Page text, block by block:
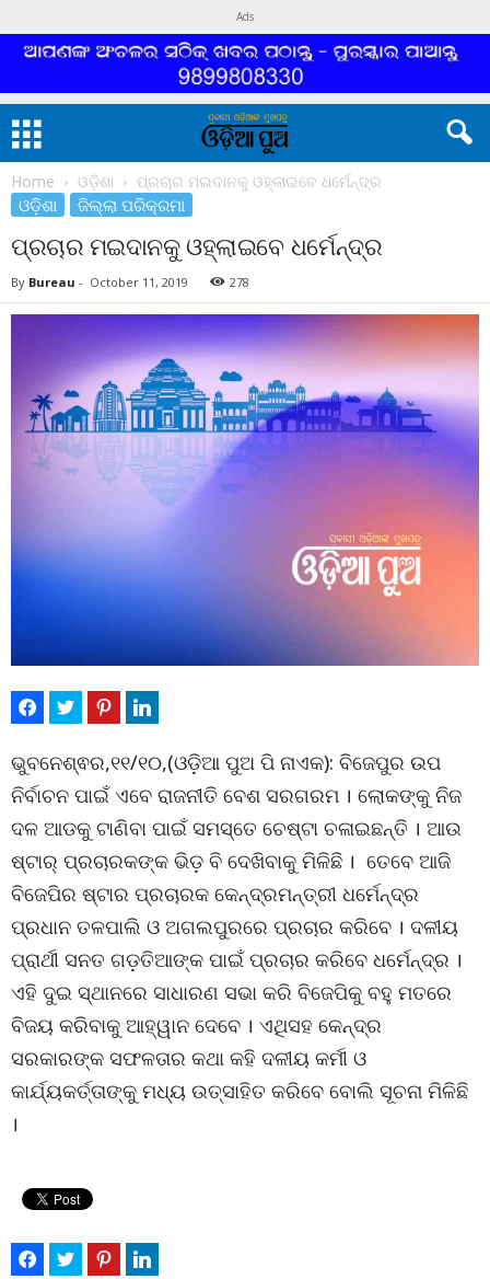
Ads
Home ଓଡ଼ିଶା ପ୍ରଚାର ମଇଦାନକୁ ଓହ୍ଲାଇବେ ଧର୍ମେନ୍ଦ୍ର
ଓଡ଼ିଶା ଜିଲ୍ଲା ପରିକ୍ରମା
ପ୍ରଚାର ମଇଦାନକୁ ଓହ୍ଲାଇବେ ଧର୍ମେନ୍ଦ୍ର
By Bureau - October 11, 2019 278
ଭୁବନେଶ୍ଵର,୧୧/୧୦,(ଓଡ଼ିଆ ପୁଅ ପି ନାଏକ): ବିଜେପୁର ଉପ
ନିର୍ବାଚନ ପାଇଁ ଏବେ ରାଜନୀତି ବେଶ ସରଗରମ । ଲୋକଙ୍କୁ ନିଜ
ଦଳ ଆଡକୁ ଟାଣିବା ପାଇଁ ସମସ୍ତେ ଚେଷ୍ଟା ଚଳାଇଛନ୍ତି । ଆଉ
ଷ୍ଟାର୍ ପ୍ରଚାରକଙ୍କ ଭିଡ଼ ବି ଦେଖିବାକୁ ମିଳିଛି । ତେବେ ଆଜି
ବିଜେପିର ଷ୍ଟାର ପ୍ରଚାରକ କେନ୍ଦ୍ରମନ୍ତ୍ରୀ ଧର୍ମେନ୍ଦ୍ର
ପ୍ରଧାନ ତଳପାଲି ଓ ଅଗଲପୁରରେ ପ୍ରଚାର କରିବେ । ଦଳୀୟ
ପ୍ରାର୍ଥୀ ସନତ ଗଡ଼ତିଆଙ୍କ ପାଇଁ ପ୍ରଚାର କରିବେ ଧର୍ମେନ୍ଦ୍ର ।
ଏହି ଦୁଇ ସ୍ଥାନରେ ସାଧାରଣ ସଭା କରି ବିଜେପିକୁ ବହୁ ମତରେ
ବିଜୟ କରିବାକୁ ଆହ୍ୱାନ ଦେବେ । ଏଥିସହ କେନ୍ଦ୍ର
ସରକାରଙ୍କ ସଫଳତାର କଥା କହି ଦଳୀୟ କର୍ମୀ ଓ
କାର୍ଯ୍ୟକର୍ତ୍ତାଙ୍କୁ ମଧ୍ୟ ଉତ୍ସାହିତ କରିବେ ବୋଲି ସୂଚନା ମିଳିଛି
।